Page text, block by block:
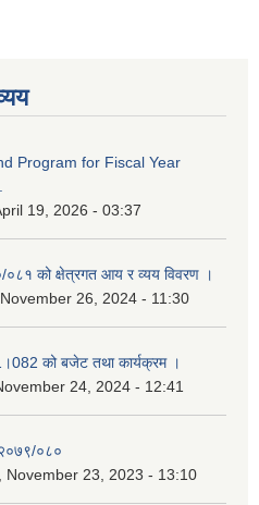
Program for Fiscal Year
19, 2026 - 03:37
को क्षेत्रगत आय र व्यय विवरण ।
26, 2024 - 11:30
को बजेट तथा कार्यक्रम ।
24, 2024 - 12:41
०८०
November 23, 2023 - 13:10